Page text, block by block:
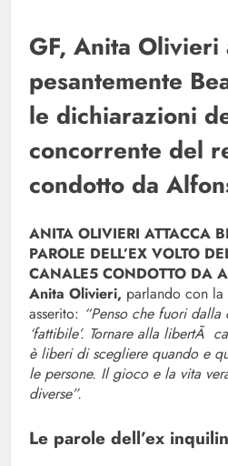
GF, Anita Olivieri
pesantemente
le dichiarazioni
concorrente del
condotto da
ANITA OLIVIERI ATTACCA
PAROLE DELL’EX VOLTO
CANALE5 CONDOTTO DA
Anita Olivieri, parlando con la
asserito: “Penso che fuori
‘fattibile’. Tornare alla libertÃ
è liberi di scegliere quando e
le persone. Il gioco e la vita
diverse”.
Le parole dell’ex